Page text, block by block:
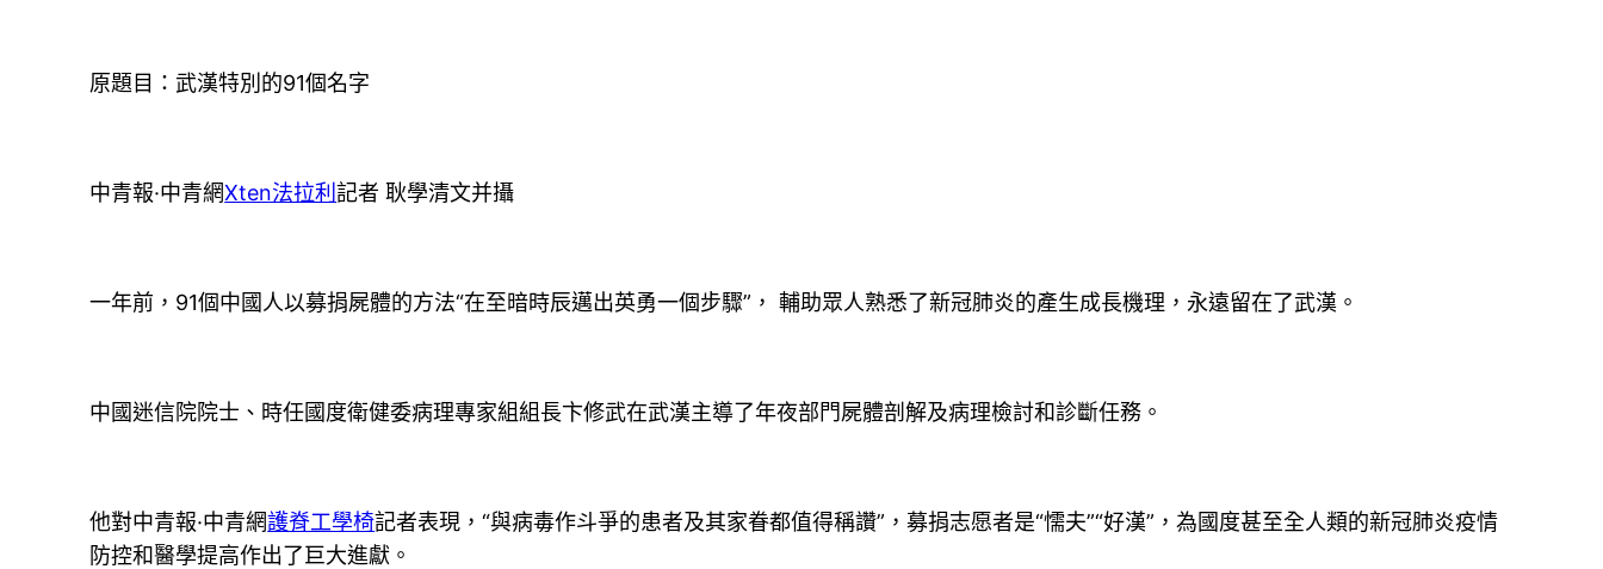
原題目：武漢特別的91個名字
中青報·中青網Xten法拉利記者 耿學清文并攝
一年前，91個中國人以募捐屍體的方法“在至暗時辰邁出英勇一個步驟”， 輔助眾人熟悉了新冠肺炎的產生成長機理，永遠留在了武漢。
中國迷信院院士、時任國度衛健委病理專家組組長卞修武在武漢主導了年夜部門屍體剖解及病理檢討和診斷任務。
他對中青報·中青網護脊工學椅記者表現，“與病毒作斗爭的患者及其家眷都值得稱讚”，募捐志愿者是“懦夫”“好漢”，為國度甚至全人類的新冠肺炎疫情
防控和醫學提高作出了巨大進獻。